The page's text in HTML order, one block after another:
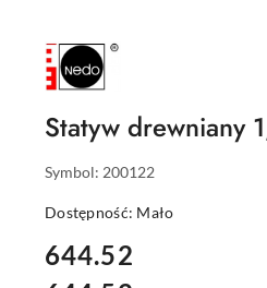
NAZWA
PRODUCENTA:
NEDO
Statyw drewniany
Symbol: 200122
Dostępność: Mało
cena:
644.52